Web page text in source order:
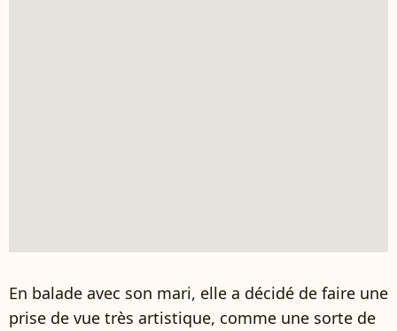
En balade avec son mari, elle a décidé de faire une
prise de vue très artistique, comme une sorte de